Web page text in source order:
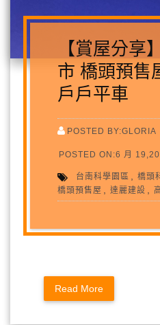
【賞屋分享
市 橋頭預售
戶戶平車
POSTED BY:GLORIA
POSTED ON:6 月
台南科學園區 ,橋頭
橋頭預售屋 ,達麗建設 ,
Read More